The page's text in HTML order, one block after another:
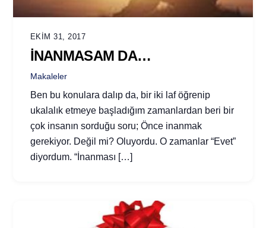
EKIM 31, 2017
İNANMASAM DA…
Makaleler
Ben bu konulara dalıp da, bir iki laf öğrenip
ukalalık etmeye başladığım zamanlardan beri bir
çok insanın sorduğu soru; Önce inanmak
gerekiyor. Değil mi? Oluyordu. O zamanlar “Evet”
diyordum. “İnanması […]